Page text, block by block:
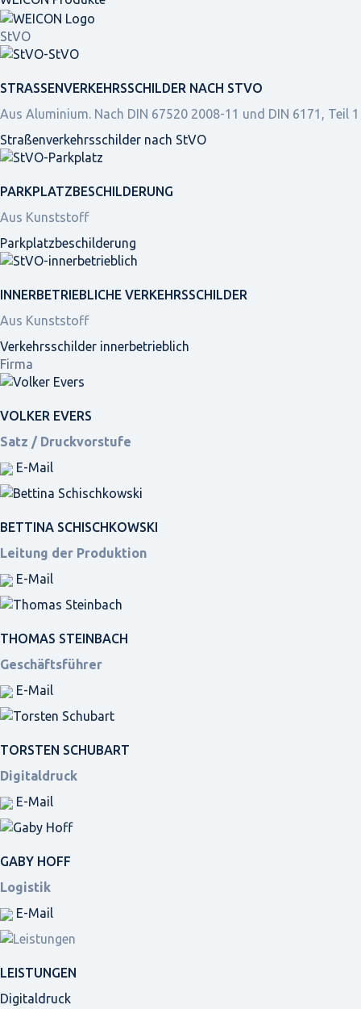
StVO
STRASSEN­VERKEHRS­SCHILDER NACH STVO
Aus Aluminium. Nach DIN 67520 2008-11 und DIN 6171, Teil 1
Straßen­verkehrs­schilder nach StVO
PARKPLATZ­BESCHILDERUNG
Aus Kunststoff
Parkplatz­beschilderung
INNER­BETRIEBLICHE VERKEHRS­SCHILDER
Aus Kunststoff
Verkehrsschilder innerbetrieblich
Firma
VOLKER EVERS
Satz / Druckvorstufe
E-Mail
BETTINA SCHISCHKOWSKI
Leitung der Produktion
E-Mail
THOMAS STEINBACH
Geschäftsführer
E-Mail
TORSTEN SCHUBART
Digitaldruck
E-Mail
GABY HOFF
Logistik
E-Mail
LEISTUNGEN
Digitaldruck